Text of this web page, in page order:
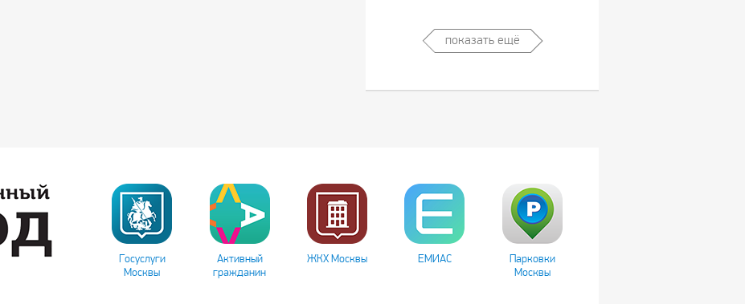
показать ещё
Госуслуги
Москвы
Активный
гражданин
ЖКХ Москвы ЕМИАС
Парковки
Москвы